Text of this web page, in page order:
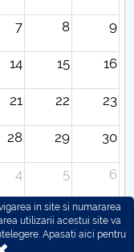
7 8 9
14 15 16
21 22 23
28 29 30
4 5 6
in site si numararea
utilizarii acestui site va
Apasati aici pentru